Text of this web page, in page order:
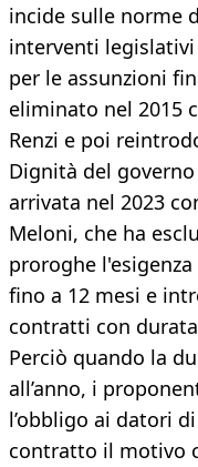
incide sulle norme
interventi legislativi
per le assunzioni
eliminato nel 2015
Renzi e poi
Dignità del
arrivata nel 2023
Meloni, che ha
proroghe
fino a 12 mesi e
contratti con
Perciò quando la
all’anno, i
l’obbligo ai datori
contratto il motivo